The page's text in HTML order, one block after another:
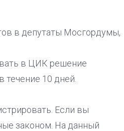
в депутаты Мосгордумы,
в ЦИК решение
10 дней.
Если вы
законом. На данный